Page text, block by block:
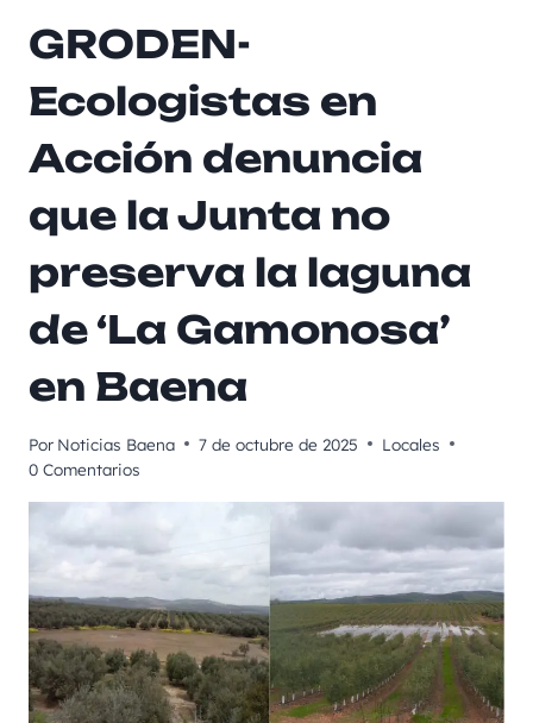
GRODEN-
Ecologistas en
Acción denuncia
que la Junta no
preserva la laguna
de ‘La Gamonosa’
en Baena
Por Noticias Baena 7 de octubre de 2025
Locales
0 Comentarios